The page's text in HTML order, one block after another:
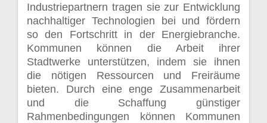
Industriepartnern tragen sie zur Entwicklung
nachhaltiger Technologien bei und fördern
so den Fortschritt in der Energiebranche.
Kommunen können die Arbeit ihrer
Stadtwerke unterstützen, indem sie ihnen
die nötigen Ressourcen und Freiräume
bieten. Durch eine enge Zusammenarbeit
und die Schaffung günstiger
Rahmenbedingungen können Kommunen